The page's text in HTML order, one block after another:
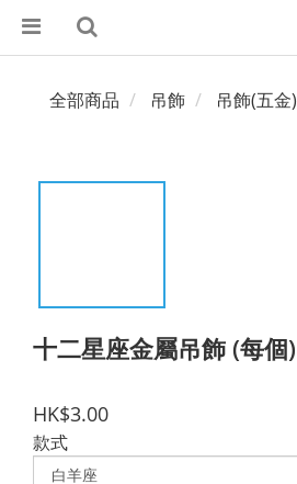
全部商品 吊飾 吊飾(五金)
十二星座金屬吊飾 (每個)
HK$3.00
款式